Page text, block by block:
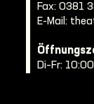
Fax: 0381
E-Mail:
Di–Fr: